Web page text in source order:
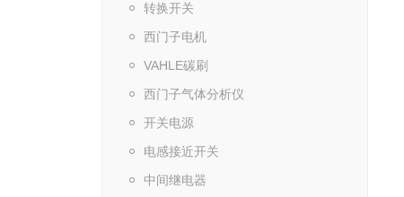
转换开关
西门子电机
VAHLE碳刷
西门子气体分析仪
开关电源
电感接近开关
中间继电器